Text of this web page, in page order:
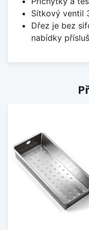
Sítkový ventil
Dřez je bez
nabídky